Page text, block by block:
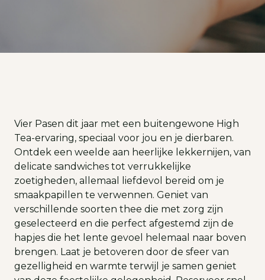
Vier Pasen dit jaar met een buitengewone High
Tea-ervaring, speciaal voor jou en je dierbaren.
Ontdek een weelde aan heerlijke lekkernijen, van
delicate sandwiches tot verrukkelijke
zoetigheden, allemaal liefdevol bereid om je
smaakpapillen te verwennen. Geniet van
verschillende soorten thee die met zorg zijn
geselecteerd en die perfect afgestemd zijn de
hapjes die het lente gevoel helemaal naar boven
brengen. Laat je betoveren door de sfeer van
gezelligheid en warmte terwijl je samen geniet